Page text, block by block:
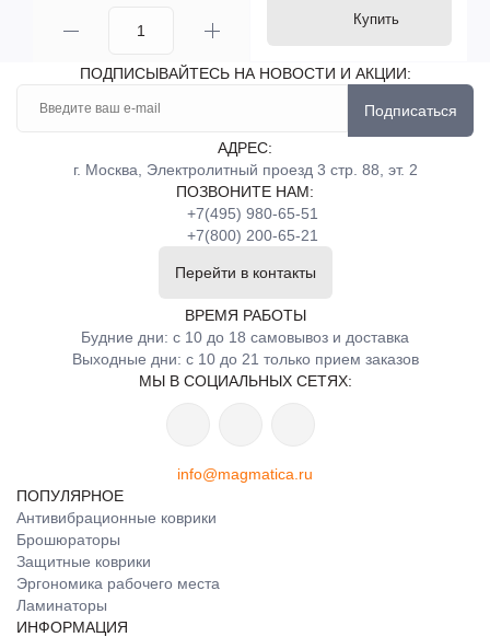
Купить
ПОДПИСЫВАЙТЕСЬ НА НОВОСТИ И АКЦИИ:
Подписаться
АДРЕС:
г. Москва, Электролитный проезд 3 стр. 88, эт. 2
ПОЗВОНИТЕ НАМ:
+7(495) 980-65-51
+7(800) 200-65-21
Перейти в контакты
ВРЕМЯ РАБОТЫ
Будние дни: с 10 до 18 самовывоз и доставка
Выходные дни: с 10 до 21 только прием заказов
МЫ В СОЦИАЛЬНЫХ СЕТЯХ:
info@magmatica.ru
ПОПУЛЯРНОЕ
Антивибрационные коврики
Брошюраторы
Защитные коврики
Эргономика рабочего места
Ламинаторы
ИНФОРМАЦИЯ